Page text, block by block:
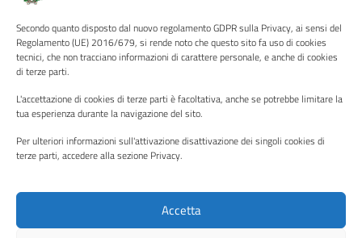
Secondo quanto disposto dal nuovo regolamento GDPR sulla Privacy, ai sensi del
Regolamento (UE) 2016/679, si rende noto che questo sito fa uso di cookies
tecnici, che non tracciano informazioni di carattere personale, e anche di cookies
di terze parti.
L'accettazione di cookies di terze parti è facoltativa, anche se potrebbe limitare la
tua esperienza durante la navigazione del sito.
Per ulteriori informazioni sull'attivazione disattivazione dei singoli cookies di
terze parti, accedere alla sezione Privacy.
Accetta
Albo pretorio
Informativa privacy
Note legali
Piano di miglioramento del sito
Instagram